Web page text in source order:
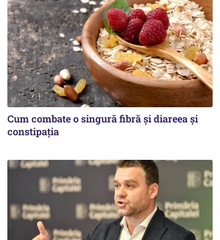
Cum combate o singură fibră și diareea și
constipația